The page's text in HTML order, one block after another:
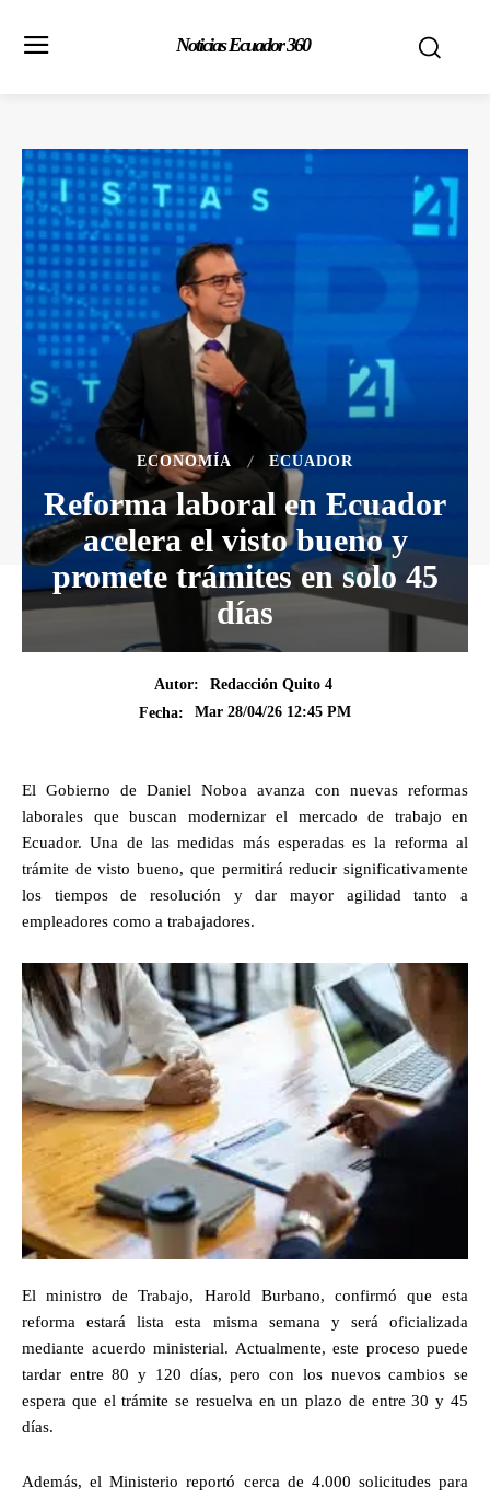
Noticias Ecuador 360
ECONOMÍA ECUADOR
Reforma laboral en Ecuador
acelera el visto bueno y
promete trámites en solo 45
días
Autor:
Redacción Quito 4
Fecha:
Mar 28/04/26 12:45 PM
El Gobierno de Daniel Noboa avanza con nuevas reformas
laborales que buscan modernizar el mercado de trabajo en
Ecuador. Una de las medidas más esperadas es la reforma al
trámite de visto bueno, que permitirá reducir significativamente
los tiempos de resolución y dar mayor agilidad tanto a
empleadores como a trabajadores.
El ministro de Trabajo, Harold Burbano, confirmó que esta
reforma estará lista esta misma semana y será oficializada
mediante acuerdo ministerial. Actualmente, este proceso puede
tardar entre 80 y 120 días, pero con los nuevos cambios se
espera que el trámite se resuelva en un plazo de entre 30 y 45
días.
Además, el Ministerio reportó cerca de 4.000 solicitudes para